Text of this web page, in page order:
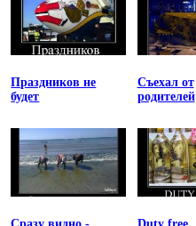
Праздников не
будет
Съехал от
родителей